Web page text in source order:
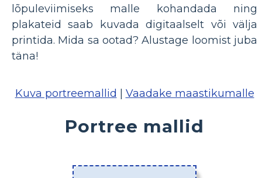
lõpuleviimiseks malle kohandada ning
plakateid saab kuvada digitaalselt või välja
printida. Mida sa ootad? Alustage loomist juba
täna!
Kuva portreemallid Vaadake maastikumalle
Portree mallid